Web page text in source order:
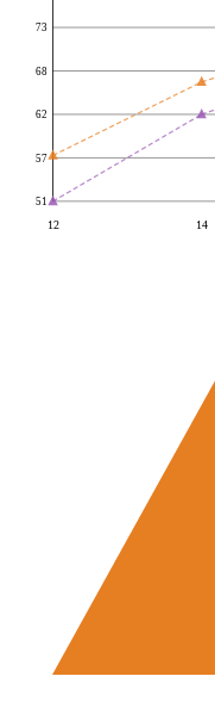
51
57
62
68
73
12 14